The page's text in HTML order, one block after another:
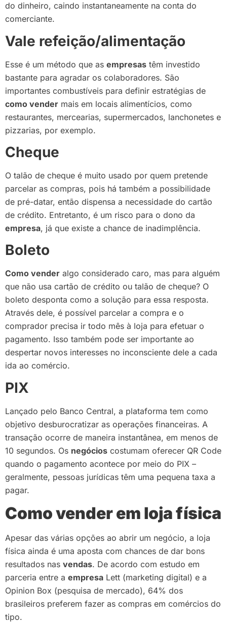
do dinheiro, caindo instantaneamente na conta do
comerciante.
Vale refeição/alimentação
Esse é um método que as empresas têm investido
bastante para agradar os colaboradores. São
importantes combustíveis para definir estratégias de
como vender mais em locais alimentícios, como
restaurantes, mercearias, supermercados, lanchonetes e
pizzarias, por exemplo.
Cheque
O talão de cheque é muito usado por quem pretende
parcelar as compras, pois há também a possibilidade
de pré-datar, então dispensa a necessidade do cartão
de crédito. Entretanto, é um risco para o dono da
empresa, já que existe a chance de inadimplência.
Boleto
Como vender algo considerado caro, mas para alguém
que não usa cartão de crédito ou talão de cheque? O
boleto desponta como a solução para essa resposta.
Através dele, é possível parcelar a compra e o
comprador precisa ir todo mês à loja para efetuar o
pagamento. Isso também pode ser importante ao
despertar novos interesses no inconsciente dele a cada
ida ao comércio.
PIX
Lançado pelo Banco Central, a plataforma tem como
objetivo desburocratizar as operações financeiras. A
transação ocorre de maneira instantânea, em menos de
10 segundos. Os negócios costumam oferecer QR Code
quando o pagamento acontece por meio do PIX –
geralmente, pessoas jurídicas têm uma pequena taxa a
pagar.
Como vender em loja física
Apesar das várias opções ao abrir um negócio, a loja
física ainda é uma aposta com chances de dar bons
resultados nas vendas. De acordo com estudo em
parceria entre a empresa Lett (marketing digital) e a
Opinion Box (pesquisa de mercado), 64% dos
brasileiros preferem fazer as compras em comércios do
tipo.